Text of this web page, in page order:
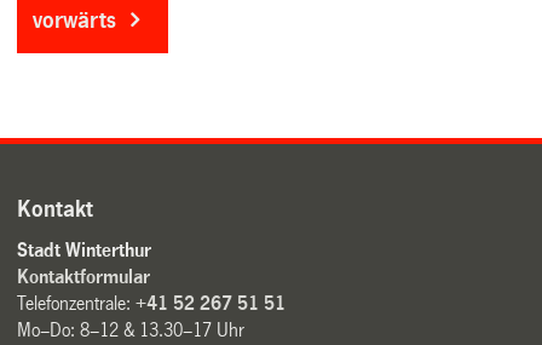
vorwärts
Kontakt
Stadt Winterthur
Kontaktformular
Telefonzentrale:+41 52 267 51 51
Mo–Do: 8–12 & 13.30–17 Uhr